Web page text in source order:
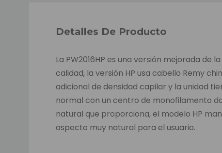
Detalles De Producto
La PW2016HP es una versión mejorada
calidad, la versión HP usa cabello Remy
adicional de densidad capilar y la unidad
normal con un centro de monofilamento
natural que proporciona, el modelo HP
aspecto muy natural para el usuario.